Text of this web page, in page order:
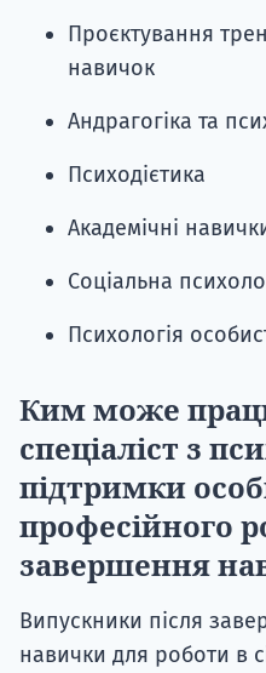
Проєктування
навичок
Андрагогіка та
Психодієтика
Академічні
Соціальна
Психологія
Ким може
спеціаліст з
підтримки
професійного
завершення
Випускники після
навички для роботи в